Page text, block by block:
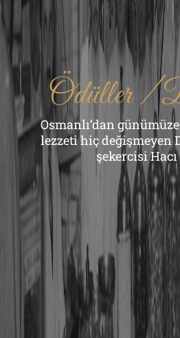
Ödüller /
Osmanlı’dan
lezzeti hiç değişmeyen
şekercisi